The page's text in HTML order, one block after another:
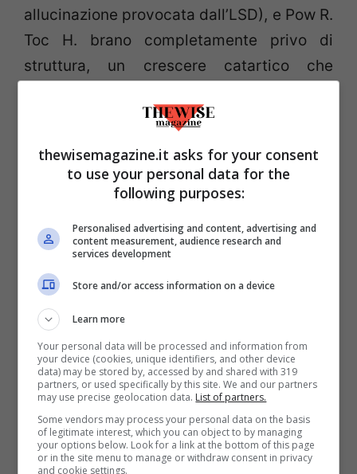
allucinazione provocata dall’LSD), e Pow R.
Toc H. brano completamente privo di
struttura, un crescere catartico che
sempre più intenso, fino alle più cupe
chiassoso sovrapporsi di voci stridule.
Quest’ultimo, per quanto firmato da tutti e
più Barrettiano tra i brani dell’album.
Take Up Thy Stethoscope And Walk per
quanto anch’essa psichedelica, ci riporta
in un mondo un po’ più vicino al rock, ma
solo per un breve tratto, dato che il pezzo
successivo è Interstellar Overdrive: c’è da
dire che i Pink Floyd suonarono diverse
volte in quel periodo insieme ai Soft
thewisemagazine.it asks for your consent
to use your personal data for the
following purposes:
Personalised advertising and content, advertising and
content measurement, audience research and
services development
Store and/or access information on a device
Learn more
Your personal data will be processed and information from
your device (cookies, unique identifiers, and other device
data) may be stored by, accessed by and shared with 319
partners, or used specifically by this site. We and our partners
may use precise geolocation data. List of partners.
Some vendors may process your personal data on the basis
of legitimate interest, which you can object to by managing
your options below. Look for a link at the bottom of this page
or in the site menu to manage or withdraw consent in privacy
and cookie settings.